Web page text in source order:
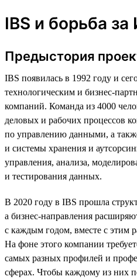
IBS и борьба
Предыстория
IBS появилась в 1992 году и
технологическим и бизнес-
компаний. Команда из 4000
деловых и рабочих процессов
по управлению данными, а
и системы хранения и
управления, анализа,
и тестирования данных.
В 2020 году в IBS прошла
а бизнес-направления
с каждым годом, вместе с этим
На фоне этого компании
самых разных профилей и
сферах. Чтобы каждому из них